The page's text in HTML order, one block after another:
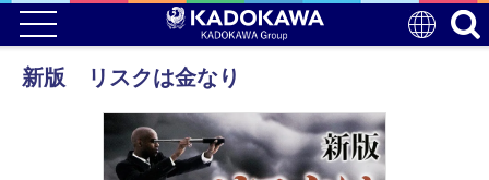
新版 リスクは金なり